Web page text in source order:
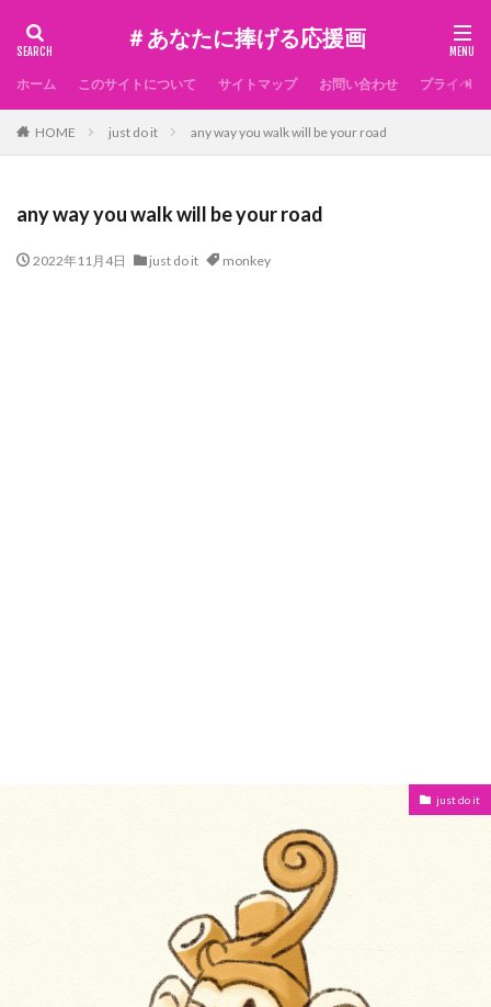
＃あなたに捧げる応援画
ホーム このサイトについて サイトマップ お問い合わせ プライベー
HOME just do it any way you walk will be your road
any way you walk will be your road
2022年11月4日 just do it monkey
just do it